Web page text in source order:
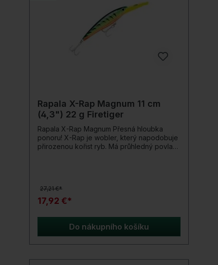
TechSet háčky s rozpěrnými a svářenými
Rapala X-Rap Magnum 11 cm
(4,3") 22 g Firetiger
Rapala X-Rap Magnum Přesná hloubka
ponoru! X-Rap je wobler, který napodobuje
přirozenou kořist ryb. Má průhledný povlak,
to znamená, že wobler dosáhne a udrží
přesně předem stanovenou hloubku ponoru
3 m bez potápěčské pomůcky. Tato
přesnost vám umožňuje přesně naplánovat
lov a určit, kam se bude vaše návnada
pohybovat. Ideální využití je trolling, na moři
v rybářské lodi. Rychlost lodi vám umožní
Tento příval rychlosti oslovuje i velké
27,21 €*
17,92 €*
Do nákupního košíku